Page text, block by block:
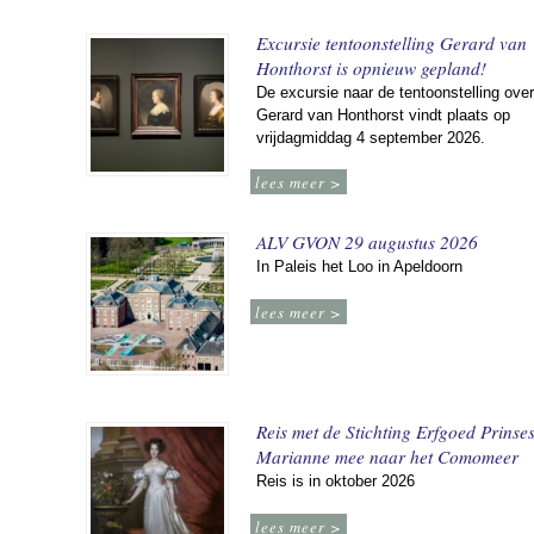
Excursie tentoonstelling Gerard van
Honthorst is opnieuw gepland!
De excursie naar de tentoonstelling over
Gerard van Honthorst vindt plaats op
vrijdagmiddag 4 september 2026.
lees meer >
ALV GVON 29 augustus 2026
In Paleis het Loo in Apeldoorn
lees meer >
Reis met de Stichting Erfgoed Prinses
Marianne mee naar het Comomeer
Reis is in oktober 2026
lees meer >